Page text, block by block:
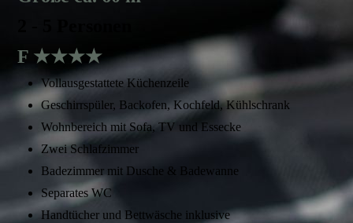
F ★★★★
Vollausgestattete Küchenzeile
Geschirrspüler, Backofen, Kochfeld, Kühlschrank
Wohnbereich mit Sofa, TV und Essecke
Zwei Schlafzimmer
Badezimmer mit Dusche & Badewanne
Separates WC
Handtücher und Bettwäsche inklusive